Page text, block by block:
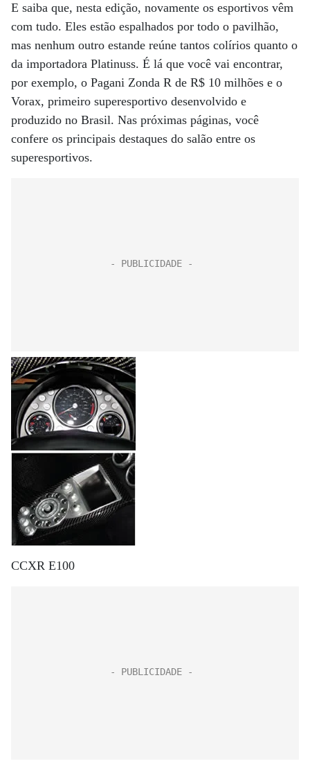
E saiba que, nesta edição, novamente os esportivos vêm
com tudo. Eles estão espalhados por todo o pavilhão,
mas nenhum outro estande reúne tantos colírios quanto o
da importadora Platinuss. É lá que você vai encontrar,
por exemplo, o Pagani Zonda R de R$ 10 milhões e o
Vorax, primeiro superesportivo desenvolvido e
produzido no Brasil. Nas próximas páginas, você
confere os principais destaques do salão entre os
superesportivos.
CCXR E100